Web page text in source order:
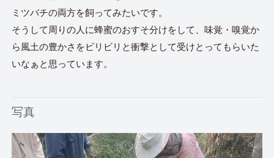
ミツバチの両方を飼ってみたいです。
そうして周りの人に蜂蜜のおすそ分けをして、味覚・嗅覚か
ら風土の豊かさをビリビリと衝撃として受けとってもらいた
いなぁと思っています。
写真